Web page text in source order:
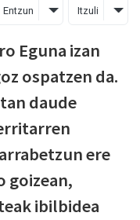
Entzun Itzuli
Eguna izan
ospatzen da.
daude
ere
goizean,
ibilbidea